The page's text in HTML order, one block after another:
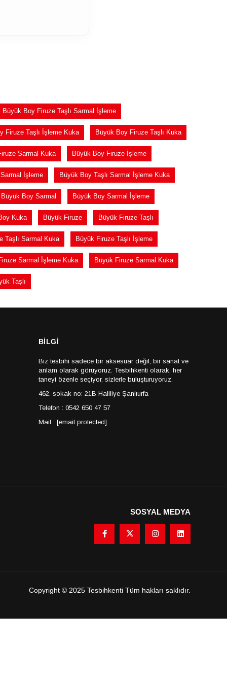
Büyük Boy Firuze Taşlı Sarmal İşleme
Firuze Taşlı İşleme Kuka Büyük Boy Firuze Taşlı Kuka
Sarmal Kuka Büyük Boy Firuze İşleme
İşleme Büyük Boy Taşlı Sarmal İşleme Kuka
Büyük Boy Sarmal Büyük Boy Sarmal İşleme
Kuka Büyük Firuze Büyük Firuze Taşlı
Taşlı Sarmal Kuka Büyük Firuze Taşlı İşleme
Sarmal İşleme Kuka Büyük Firuze Sarmal Kuka
Taşlı
BİLGİ
Biz tesbihi sadece bir aksesuar değil, bir sanat ve
anlam olarak görüyoruz. Tesbihkenti olarak, her
taneyi özenle seçiyor, sizlerle buluşturuyoruz.
462. sokak no: 21B Haliliye Şanlıurfa
Telefon : 0542 650 47 57
Mail : [email protected]
SOSYAL MEDYA
Copyright © 2025 Tesbihkenti Tüm hakları saklıdır.